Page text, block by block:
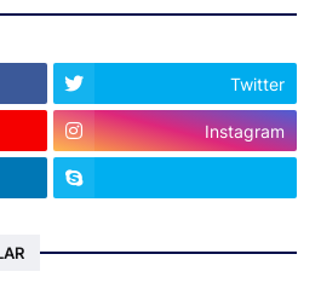
Twitter
Instagram